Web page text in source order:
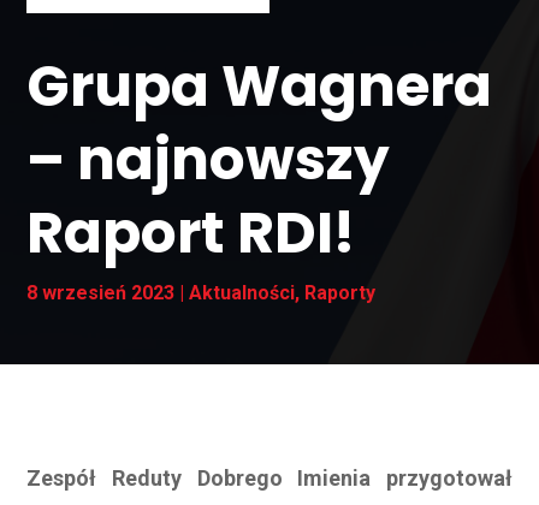
Grupa Wagnera
– najnowszy
Raport RDI!
8 wrzesień 2023 |Aktualności, Raporty
Zespół Reduty Dobrego Imienia przygotował